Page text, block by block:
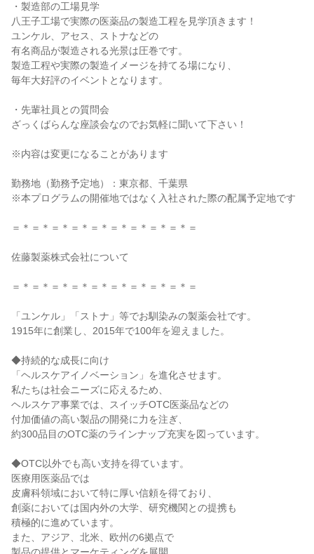
・製造部の工場見学
八王子工場で実際の医薬品の製造工程を見学頂きます！
ユンケル、アセス、ストナなどの
有名商品が製造される光景は圧巻です。
製造工程や実際の製造イメージを持てる場になり、
毎年大好評のイベントとなります。
・先輩社員との質問会
ざっくばらんな座談会なのでお気軽に聞いて下さい！
※内容は変更になることがあります
勤務地（勤務予定地）：東京都、千葉県
※本プログラムの開催地ではなく入社された際の配属予定地です
＝＊＝＊＝＊＝＊＝＊＝＊＝＊＝＊＝＊＝
佐藤製薬株式会社について
＝＊＝＊＝＊＝＊＝＊＝＊＝＊＝＊＝＊＝
「ユンケル」「ストナ」等でお馴染みの製薬会社です。
1915年に創業し、2015年で100年を迎えました。
◆持続的な成長に向け
「ヘルスケアイノベーション」を進化させます。
私たちは社会ニーズに応えるため、
ヘルスケア事業では、スイッチOTC医薬品などの
付加価値の高い製品の開発に力を注ぎ、
約300品目のOTC薬のラインナップ充実を図っています。
◆OTC以外でも高い支持を得ています。
医療用医薬品では
皮膚科領域において特に厚い信頼を得ており、
創薬においては国内外の大学、研究機関との提携も
積極的に進めています。
また、アジア、北米、欧州の6拠点で